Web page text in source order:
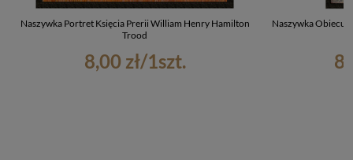
Naszywka Portret Księcia Prerii William Henry Hamilton
Trood
8,00 zł/1szt.
Naszywka